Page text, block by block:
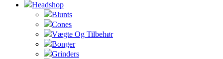
Headshop
Blunts
Cones
Vægte Og Tilbehør
Bonger
Grinders